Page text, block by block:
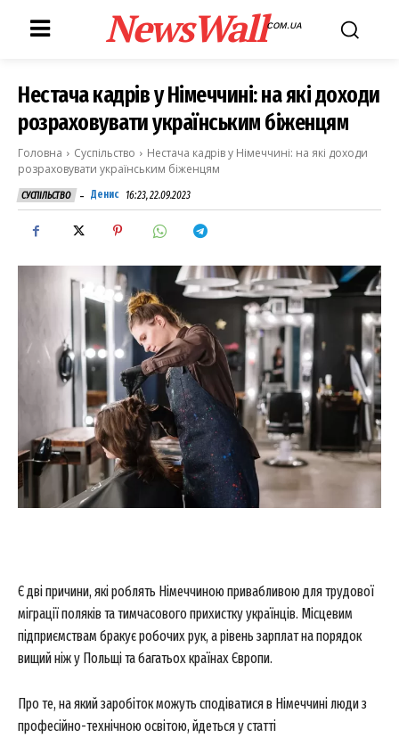
NewsWallCOM.UA
Нестача кадрів у Німеччині: на які доходи
розраховувати українським біженцям
Головна Суспільство
Нестача кадрів у Німеччині: на які доходи
розраховувати українським біженцям
СУСПІЛЬСТВО - Денис 16:23, 22.09.2023
Є дві причини, які роблять Німеччиною привабливою для трудової
міграції поляків та тимчасового прихистку українців. Місцевим
підприємствам бракує робочих рук, а рівень зарплат на порядок
вищий ніж у Польщі та багатьох країнах Європи.
Про те, на який заробіток можуть сподіватися в Німеччині люди з
професійно-технічною освітою, йдеться у статті